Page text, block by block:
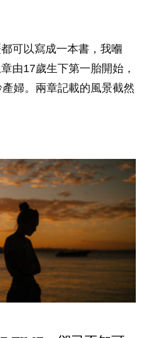
可以寫成一本書，我嗰
由17歲生下第一胎開始，
婦。兩章記載的風景截然